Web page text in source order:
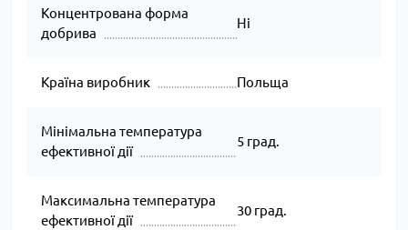
Концентрована форма
добрива
Ні
Країна виробник Польща
Мінімальна температура
ефективної дії
5 град.
Максимальна температура
ефективної дії
30 град.